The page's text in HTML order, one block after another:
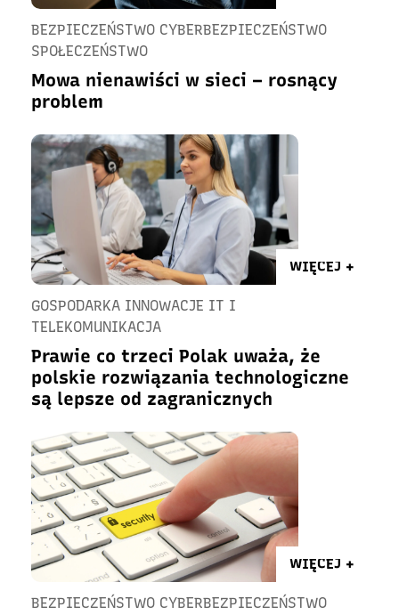
BEZPIECZEŃSTWO CYBERBEZPIECZEŃSTWO
SPOŁECZEŃSTWO
Mowa nienawiści w sieci – rosnący
problem
WIĘCEJ +
GOSPODARKA INNOWACJE IT I
TELEKOMUNIKACJA
Prawie co trzeci Polak uważa, że
polskie rozwiązania technologiczne
są lepsze od zagranicznych
WIĘCEJ +
BEZPIECZEŃSTWO CYBERBEZPIECZEŃSTWO